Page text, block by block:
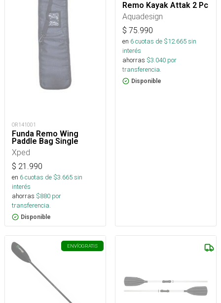
OR141001
Funda Remo Wing
Paddle Bag Single
Xped
$ 21.990
en 6cuotas de $3.665sin
interés
ahorras $880 por
transferencia.
Disponible
Remo Kayak Attak 2 Pc
Aquadesign
$ 75.990
en 6cuotas de $12.665sin
interés
ahorras $3.040 por
transferencia.
Disponible
ENVÍOGRATIS